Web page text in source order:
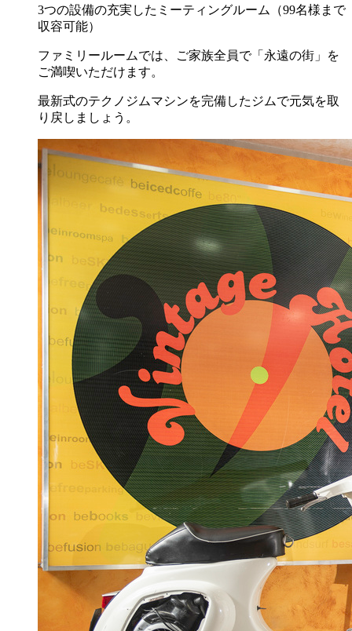
3つの設備の充実したミーティングルーム（99名様まで
収容可能）
ファミリールームでは、ご家族全員で「永遠の街」を
ご満喫いただけます。
最新式のテクノジムマシンを完備したジムで元気を取
り戻しましょう。